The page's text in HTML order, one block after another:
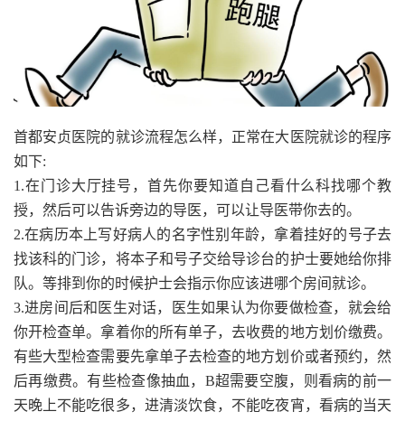
首都安贞医院的就诊流程怎么样，正常在大医院就诊的程序
如下:
1.在门诊大厅挂号，首先你要知道自己看什么科找哪个教
授，然后可以告诉旁边的导医，可以让导医带你去的。
2.在病历本上写好病人的名字性别年龄，拿着挂好的号子去
找该科的门诊，将本子和号子交给导诊台的护士要她给你排
队。等排到你的时候护士会指示你应该进哪个房间就诊。
3.进房间后和医生对话，医生如果认为你要做检查，就会给
你开检查单。拿着你的所有单子，去收费的地方划价缴费。
有些大型检查需要先拿单子去检查的地方划价或者预约，然
后再缴费。有些检查像抽血，B超需要空腹，则看病的前一
天晚上不能吃很多，进清淡饮食，不能吃夜宵，看病的当天